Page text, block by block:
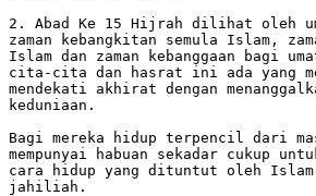
2. Abad Ke 15 Hijrah dilihat oleh
zaman kebangkitan semula Islam,
Islam dan zaman kebanggaan bagi
cita-cita dan hasrat ini ada yang
mendekati akhirat dengan
keduniaan.
Bagi mereka hidup terpencil dari
mempunyai habuan sekadar cukup
cara hidup yang dituntut oleh
jahiliah.